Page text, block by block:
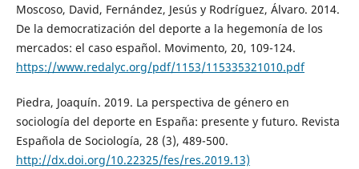
Moscoso, David, Fernández, Jesús y Rodríguez, Álvaro. 2014.
De la democratización del deporte a la hegemonía de los
mercados: el caso español. Movimento, 20, 109-124.
https://www.redalyc.org/pdf/1153/115335321010.pdf
Piedra, Joaquín. 2019. La perspectiva de género en
sociología del deporte en España: presente y futuro. Revista
Española de Sociología, 28 (3), 489-500.
http://dx.doi.org/10.22325/fes/res.2019.13)